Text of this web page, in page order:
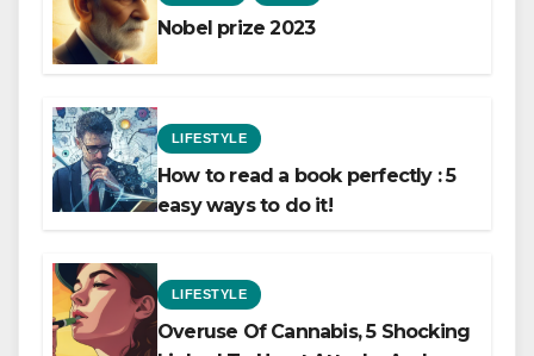
Nobel prize 2023
LIFESTYLE
How to read a book perfectly : 5
easy ways to do it!
LIFESTYLE
Overuse Of Cannabis, 5 Shocking